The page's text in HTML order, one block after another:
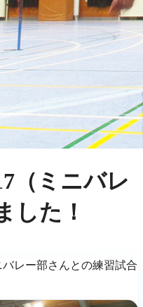
（ミニバレ
した！
レー部さんとの練習試合